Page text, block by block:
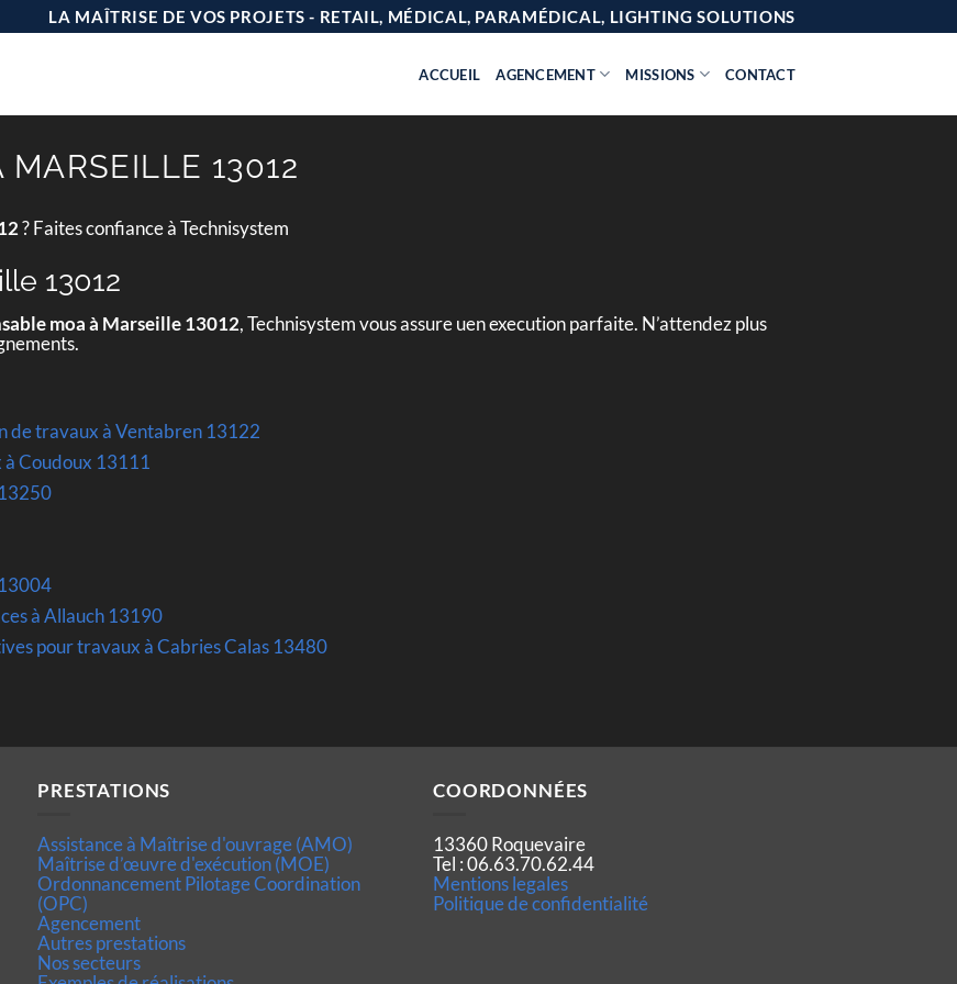
LA MAÎTRISE DE VOS PROJETS - RETAIL, MÉDICAL, PARAMÉDICAL, LIGHTING SOLUTIONS
ACCUEIL AGENCEMENT MISSIONS CONTACT
13012
? Faites confiance à Technisystem
13012
moa à Marseille 13012, Technisystem vous assure uen execution parfaite. N’attendez plus
de travaux à Ventabren 13122
Coudoux 13111
à Allauch 13190
pour travaux à Cabries Calas 13480
PRESTATIONS
Assistance à Maîtrise d'ouvrage (AMO)
Maîtrise d’œuvre d'exécution (MOE)
Ordonnancement Pilotage Coordination
(OPC)
Agencement
Autres prestations
Nos secteurs
COORDONNÉES
13360 Roquevaire
Tel : 06.63.70.62.44
Mentions legales
Politique de confidentialité